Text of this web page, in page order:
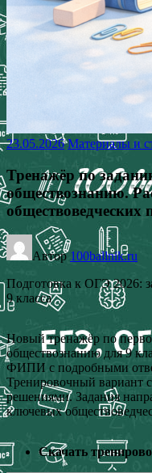
23.05.2026 Материалы и
Тренажёр по
обществознанию.
обществоведческих
Автор100ballnik.ru
Подготовка к ОГЭ 2026:
9 класса
Новый тренажёр по
обществознанию для 9
ФИПИ с подробными
Тренировочный вариант
решениями. Задания
ключевых
Скачать